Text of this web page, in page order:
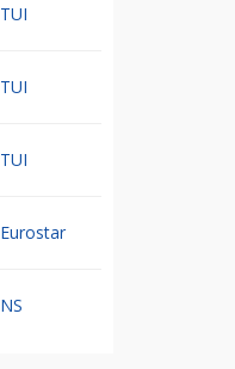
TUI
TUI
TUI
Eurostar
NS